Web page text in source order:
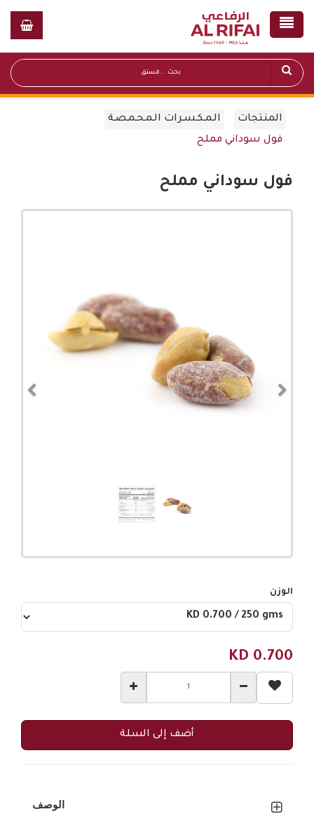
المنتجات
الـمـكـسـرات الـمـحـمـصـة
فول سوداني مملح
فول سوداني مملح
Next
الوزن
KD 0.700
أضف إلى السلة
الوصف